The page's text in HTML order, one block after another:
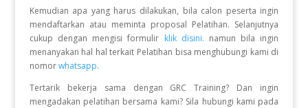
Kemudian apa yang harus dilakukan, bila calon peserta ingin
mendaftarkan atau meminta proposal Pelatihan. Selanjutnya
cukup dengan mengisi formulir klik disini. namun bila ingin
menanyakan hal hal terkait Pelatihan bisa menghubungi kami di
nomor whatsapp.
Tertarik bekerja sama dengan GRC Training? Dan ingin
mengadakan pelatihan bersama kami? Sila hubungi kami pada